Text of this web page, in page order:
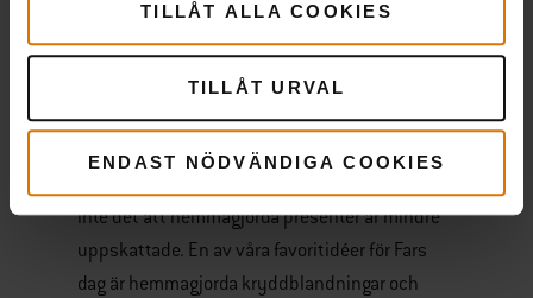
TILLÅT ALLA COOKIES
TILLÅT URVAL
ENDAST NÖDVÄNDIGA COOKIES
DIY-GRILLGÅVOR TILL FARS
Bara för att vi kanske är för gamla för att ge bort
inte det att hemmagjorda presenter är mindre
uppskattade. En av våra favoritidéer för Fars
dag är hemmagjorda kryddblandningar och